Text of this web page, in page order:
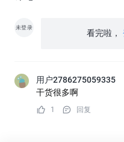
未登录
看完啦，
用户2786275059335
干货很多啊
1 回复